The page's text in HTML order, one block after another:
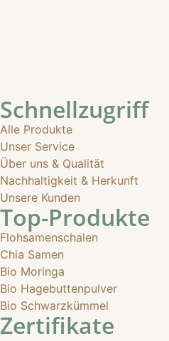
Schnellzugriff
Alle Produkte
Unser Service
Über uns & Qualität
Nachhaltigkeit & Herkunft
Unsere Kunden
Top-Produkte
Flohsamenschalen
Chia Samen
Bio Moringa
Bio Hagebuttenpulver
Bio Schwarzkümmel
Zertifikate